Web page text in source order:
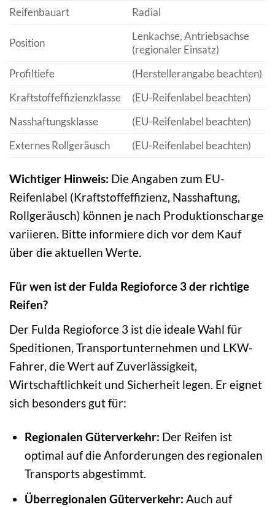
Reifenbauart
Radial
Position
Lenkachse, Antriebsachse
(regionaler Einsatz)
Profiltiefe
(Herstellerangabe beachten)
Kraftstoffeffizienzklasse
(EU-Reifenlabel beachten)
Nasshaftungsklasse
(EU-Reifenlabel beachten)
Externes Rollgeräusch
(EU-Reifenlabel beachten)
Wichtiger Hinweis: Die Angaben zum EU-
Reifenlabel (Kraftstoffeffizienz, Nasshaftung,
Rollgeräusch) können je nach Produktionscharge
variieren. Bitte informiere dich vor dem Kauf
über die aktuellen Werte.
Für wen ist der Fulda Regioforce 3 der richtige
Reifen?
Der Fulda Regioforce 3 ist die ideale Wahl für
Speditionen, Transportunternehmen und LKW-
Fahrer, die Wert auf Zuverlässigkeit,
Wirtschaftlichkeit und Sicherheit legen. Er eignet
sich besonders gut für:
Regionalen Güterverkehr: Der Reifen ist
optimal auf die Anforderungen des regionalen
Transports abgestimmt.
Überregionalen Güterverkehr: Auch auf